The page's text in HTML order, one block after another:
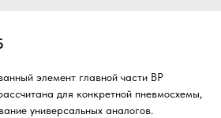
элемент главной части ВР
для конкретной пневмосхемы,
универсальных аналогов.